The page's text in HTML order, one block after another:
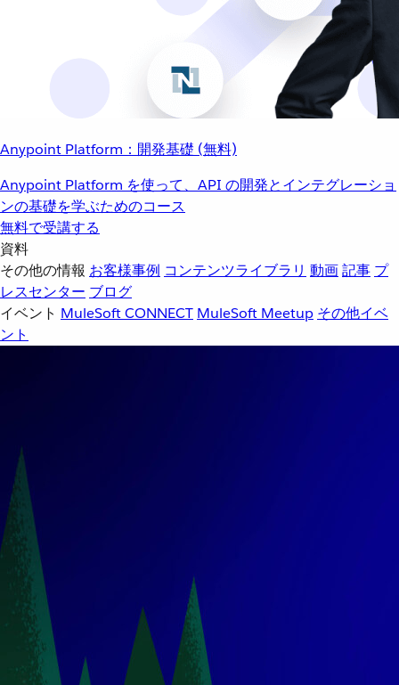
Anypoint Platform：開発基礎 (無料)
Anypoint Platform を使って、API の開発とインテグレーショ
ンの基礎を学ぶためのコース
無料で受講する
資料
その他の情報 お客様事例 コンテンツライブラリ 動画記事 プ
レスセンター ブログ
イベント MuleSoft CONNECT MuleSoft Meetup その他イベ
ント